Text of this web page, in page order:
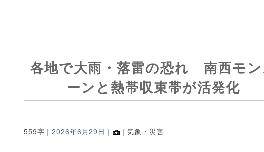
各地で大雨・落雷の恐れ 南西モ
ーンと熱帯収束帯が活発化
559字｜ 2026年6月29日 ｜ ｜気象・災害